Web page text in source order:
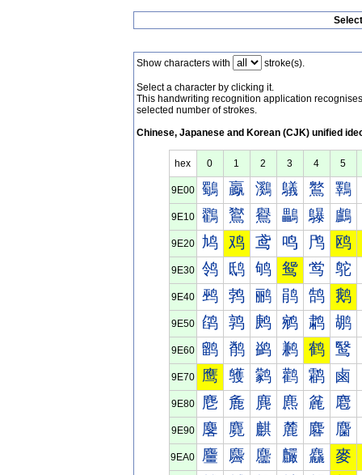
Show characters with stroke(s).
Select a character by clicking it.
This handwriting recognition application
selected number of strokes.
Chinese, Japanese and Korean (CJK) unified
hex 0 1 2 3 4 5
9E00 鸀 鸁 鸂 鸃 鸄 鸅
9E10 鸐 鸑 鸒 鸓 鸔 鸕
9E20 鸠 鸡 鸢 鸣 鸤 鸥
9E30 鸰 鸱 鸲 鸳 鸴 鸵
9E40 鹀 鹁 鹂 鹃 鹄 鹅
9E50 鹐 鹑 鹒 鹓 鹔 鹕
9E60 鹠 鹡 鹢 鹣 鹤 鹥
9E70 鹰 鹱 鹲 鹳 鹴 鹵
9E80 麀 麁 麂 麃 麄 麅
9E90 麐 麑 麒 麓 麔 麕
9EA0 麠 麡 麢 麣 麤 麥